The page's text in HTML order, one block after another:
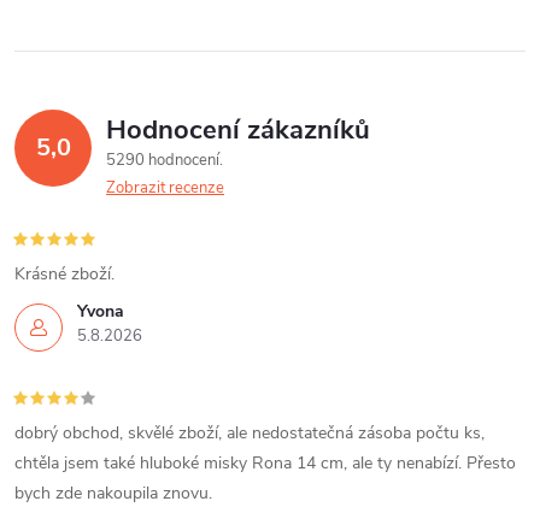
5,0 Hodnocení zákazníků
5290 hodnocení
Zobrazit recenze
Yvona
5.8.2026
Krásné zboží.
dobrý obchod, skvělé zboží, ale nedostatečná zásoba počtu ks,
chtěla jsem také hluboké misky Rona 14 cm, ale ty nenabízí. Přesto
bych zde nakoupila znovu.